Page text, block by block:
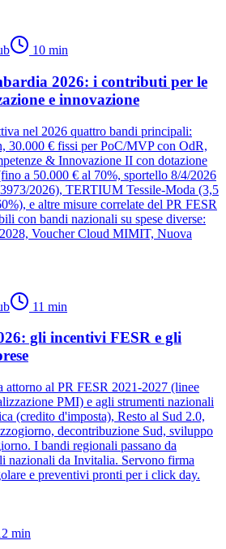
10 min
2026: i contributi per le
e innovazione
nel 2026 quattro bandi principali:
30.000 € fissi per PoC/MVP con OdR,
& Innovazione II con dotazione
a 50.000 € al 70%, sportello 8/4/2026
2026), TERTIUM Tessile-Moda (3,5
e altre misure correlate del PR FESR
con bandi nazionali su spese diverse:
Voucher Cloud MIMIT, Nuova
11 min
gli incentivi FESR e gli
attorno al PR FESR 2021-2027 (linee
PMI) e agli strumenti nazionali
(credito d'imposta), Resto al Sud 2.0,
decontribuzione Sud, sviluppo
I bandi regionali passano da
nazionali da Invitalia. Servono firma
e preventivi pronti per i click day.
min